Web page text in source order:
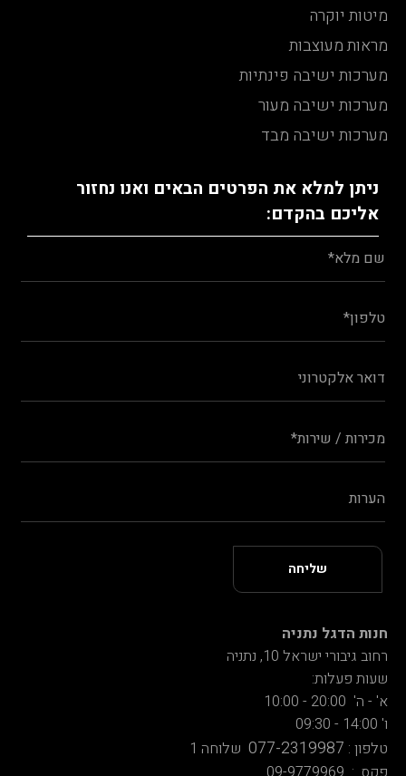
מיטות יוקרה
מראות מעוצבות
מערכות ישיבה פינתיות
מערכות ישיבה מעור
מערכות ישיבה מבד
ניתן למלא את הפרטים הבאים ואנו נחזור
אליכם בהקדם:
חנות הדגל נתניה
רחוב גיבורי ישראל 10, נתניה
שעות פעלות:
א' - ה' 20:00 - 10:00
ו' 14:00 - 09:30
טלפון : 077-2319987 שלוחה 1